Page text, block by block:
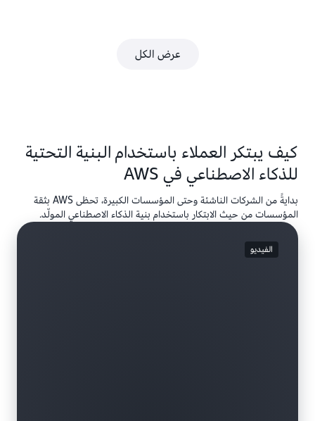
عرض الكل
كيف يبتكر العملاء باستخدام البنية التحتية
للذكاء الاصطناعي في AWS
بدايةً من الشركات الناشئة وحتى المؤسسات الكبيرة، تحظى AWS بثقة
المؤسسات من حيث الابتكار باستخدام بنية الذكاء الاصطناعي المولّد.
الفيديو